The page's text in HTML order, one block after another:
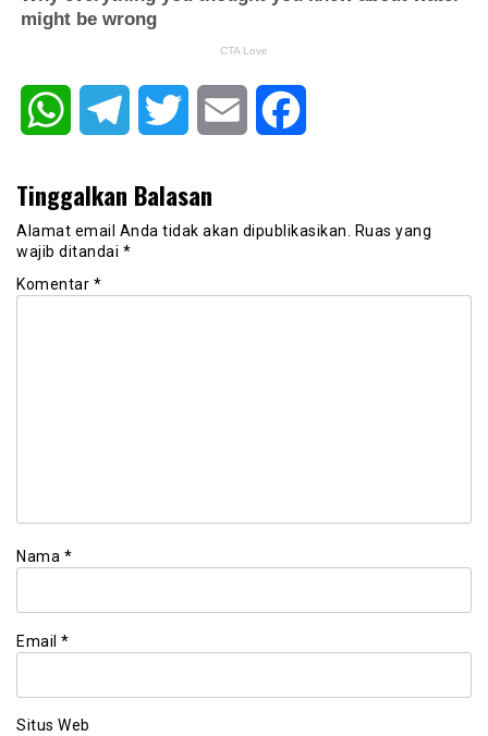
WhatsAppTelegram Twitter Email
Tinggalkan Balasan
Alamat email Anda tidak akan dipublikasikan.
Ruas yang
wajib ditandai *
Komentar *
Nama *
Email *
Situs Web